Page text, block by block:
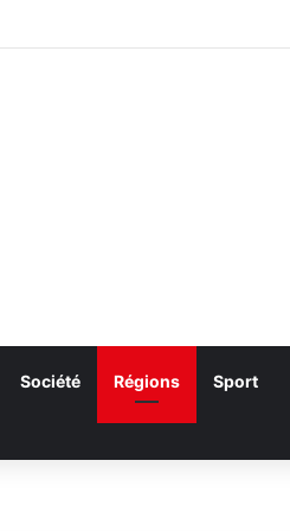
Société Régions Sport